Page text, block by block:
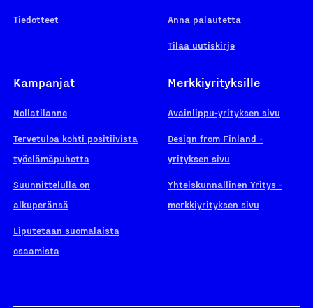
Tiedotteet Anna palautetta
Tilaa uutiskirje
Kampanjat
Nollatilanne
Tervetuloa kohti positiivista
työelämäpuhetta
Suunnittelulla on
alkuperänsä
Liputetaan suomalaista
osaamista
Merkkiyrityksille
Avainlippu-yrityksen sivu
Design from Finland -
yrityksen sivu
Yhteiskunnallinen Yritys -
merkkiyrityksen sivu